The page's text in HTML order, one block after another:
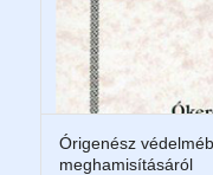
Órigenész
meghamisításáról